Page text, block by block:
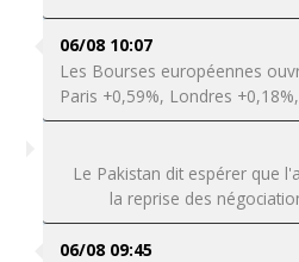
06/08 10:07
Les Bourses européennes
Paris +0,59%, Londres
Le Pakistan dit espérer que
la reprise des
06/08 09:45